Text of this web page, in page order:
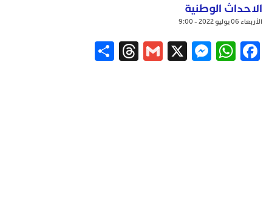
الاحداث الوطنية
الأربعاء 06 يوليو 2022 - 9:00
Facebook
WhatsApp
Messenger
X
Gmail
Threads